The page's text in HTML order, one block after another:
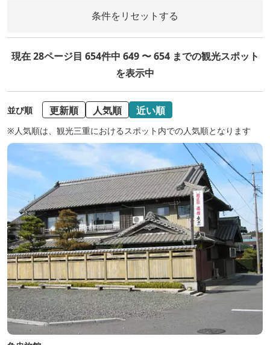
条件をリセットする
現在 28ページ目 654件中 649 〜 654 までの観光スポット
を表示中
並び順 更新順 人気順 近い順
※人気順は、観光三重におけるスポット内での人気順となります